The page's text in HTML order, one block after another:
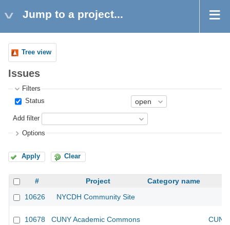
Jump to a project...
Tree view
Issues
Filters
Status
Add filter
Options
Apply Clear
# Project
Category name
10626
NYCDH Community Site
10678 CUNY Academic Commons